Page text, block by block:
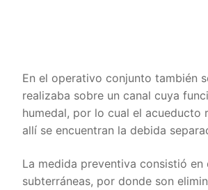
En el operativo conjunto también
realizaba sobre un canal cuya
humedal, por lo cual el acueducto
allí se encuentran la debida
La medida preventiva consistió
subterráneas, por donde son